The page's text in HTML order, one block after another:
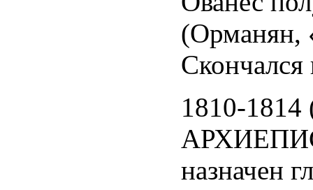
(Орманян,
Скончался
1810-1814
назначен